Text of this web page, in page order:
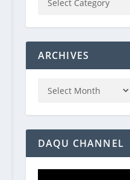
ARCHIVES
DAQU CHANNEL